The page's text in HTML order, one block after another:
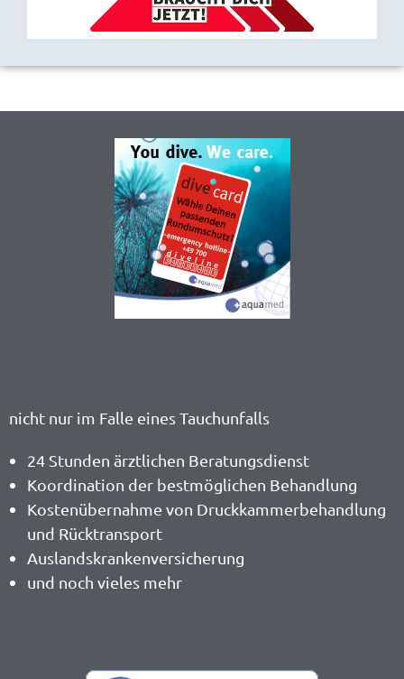
nicht nur im Falle eines Tauchunfalls
24 Stunden ärztlichen Beratungsdienst
Koordination der bestmöglichen Behandlung
Kostenübernahme von Druckkammerbehandlung
und Rücktransport
Auslandskrankenversicherung
und noch vieles mehr